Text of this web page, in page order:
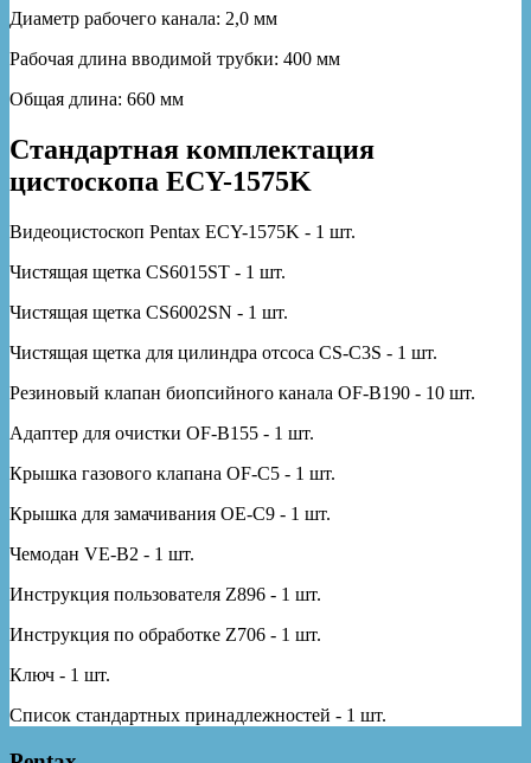
Диаметр рабочего канала: 2,0 мм
Рабочая длина вводимой трубки: 400 мм
Общая длина: 660 мм
Стандартная комплектация
цистоскопа ECY-1575K
Видеоцистоскоп Pentax ECY-1575K - 1 шт.
Чистящая щетка CS6015ST - 1 шт.
Чистящая щетка CS6002SN - 1 шт.
Чистящая щетка для цилиндра отсоса CS-C3S - 1 шт.
Резиновый клапан биопсийного канала OF-B190 - 10 шт.
Адаптер для очистки OF-B155 - 1 шт.
Крышка газового клапана OF-C5 - 1 шт.
Крышка для замачивания OE-C9 - 1 шт.
Чемодан VE-B2 - 1 шт.
Инструкция пользователя Z896 - 1 шт.
Инструкция по обработке Z706 - 1 шт.
Ключ - 1 шт.
Список стандартных принадлежностей - 1 шт.